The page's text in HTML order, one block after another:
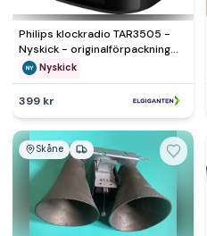
Philips klockradio TAR3505 -
Nyskick - originalförpackning
saknasNyskick
399 kr
Skåne